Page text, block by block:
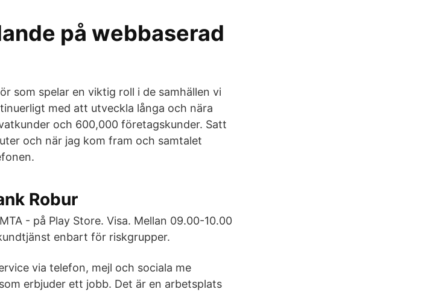
på webbaserad
som spelar en viktig roll i de samhällen vi
med att utveckla långa och nära
och 600,000 företagskunder. Satt
och när jag kom fram och samtalet
Robur
- på Play Store. Visa. Mellan 09.00-10.00
enbart för riskgrupper.
via telefon, mejl och sociala me
erbjuder ett jobb. Det är en arbetsplats